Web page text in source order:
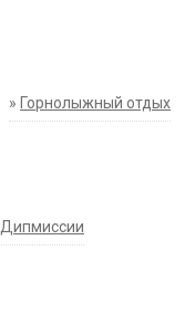
» Горнолыжный отдых
Дипмиссии